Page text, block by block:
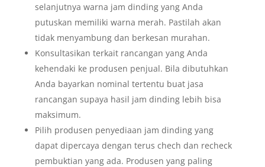
selanjutnya warna jam dinding yang Anda
putuskan memiliki warna merah. Pastilah akan
tidak menyambung dan berkesan murahan.
Konsultasikan terkait rancangan yang Anda
kehendaki ke produsen penjual. Bila dibutuhkan
Anda bayarkan nominal tertentu buat jasa
rancangan supaya hasil jam dinding lebih bisa
maksimum.
Pilih produsen penyediaan jam dinding yang
dapat dipercaya dengan terus chech dan recheck
pembuktian yang ada. Produsen yang paling